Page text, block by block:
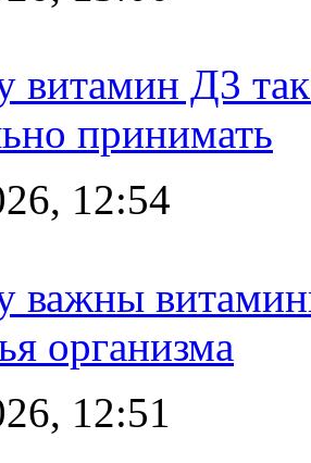
витамин Д3 так
принимать
12:54
важны
организма
12:51